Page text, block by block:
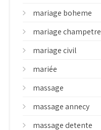
mariage boheme
mariage champetre
mariage civil
mariée
massage
massage annecy
massage detente